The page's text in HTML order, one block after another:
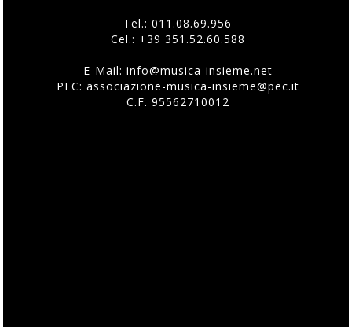
Tel.:011.08.69.956
Cel.: +39 351.52.60.588
E-Mail: info@musica-insieme.net
PEC: associazione-musica-insieme@pec.it
C.F. 95562710012